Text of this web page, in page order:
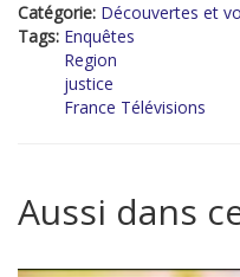
Catégorie: Découvertes et
Tags: Enquêtes
Region
justice
France Télévisions
Aussi dans